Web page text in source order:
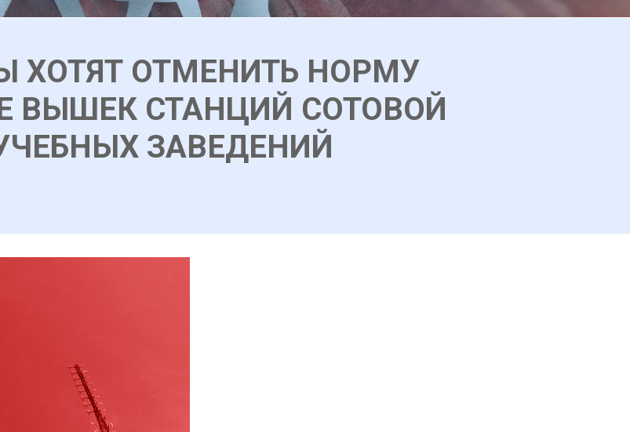
ХОТЯТ ОТМЕНИТЬ НОРМУ
ВЫШЕК СТАНЦИЙ СОТОВОЙ
ЗАВЕДЕНИЙ